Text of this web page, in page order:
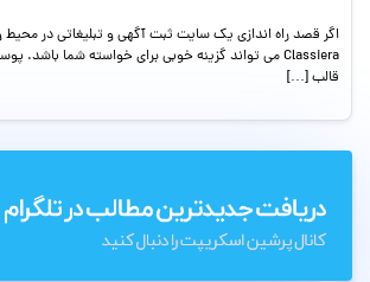
اگر قصد راه اندازی یک سایت ثبت آگهی و تبلیغاتی در
قالب […]